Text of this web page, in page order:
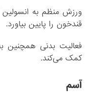
ورزش منظم به
قندخون را پایین بیاورد.
فعالیت بدنی همچنین
کمک می‌کند.
آسم